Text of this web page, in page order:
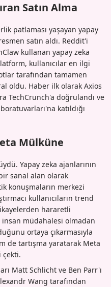
Satın Alma
patlaması yaşayan yapay
satın aldı. Reddit'i
kullanan yapay zeka
kullanıcılar en ilgi
tarafından tamamen
oldu. Haber ilk olarak Axios
TechCrunch'a doğrulandı ve
katıldığı
Mülküne
Yapay zeka ajanlarının
sanal alan olarak
konuşmaların merkezi
kullanıcıların trend
hararetli
müdahalesi olmadan
ortaya çıkarmasıyla
de tartışma yaratarak Meta
Matt Schlicht ve Ben Parr'ı
Wang tarafından